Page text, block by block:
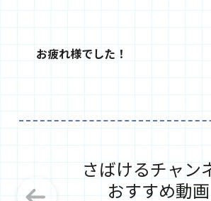
お疲れ様でした！
さばけるチャン
おすすめ動画